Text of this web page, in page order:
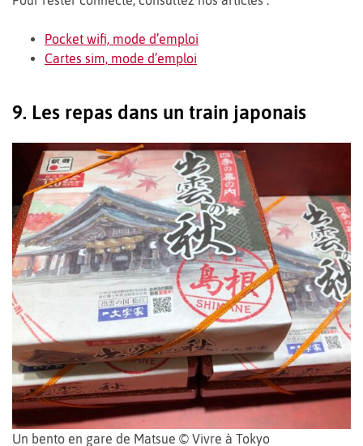
Pocket wifi, mode d’emploi
Cartes sim, mode d’emploi
9. Les repas dans un train japonais
Un bento en gare de Matsue © Vivre à Tokyo